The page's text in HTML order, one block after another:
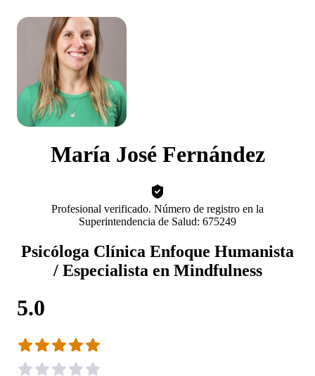
María José Fernández
Profesional verificado. Número de registro en la
Superintendencia de Salud: 675249
Psicóloga Clínica Enfoque Humanista
/ Especialista en Mindfulness
5.0